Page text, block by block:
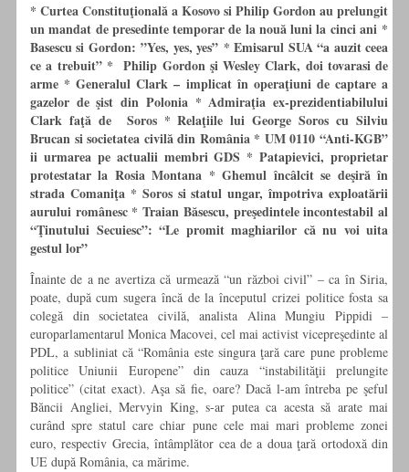
* Curtea Constituţională a Kosovo si Philip Gordon au prelungit
un mandat de presedinte temporar de la nouă luni la cinci ani *
Basescu si Gordon: ”Yes, yes, yes” * Emisarul SUA “a auzit ceea
ce a trebuit” * Philip Gordon şi Wesley Clark, doi tovarasi de
arme * Generalul Clark – implicat în operaţiuni de captare a
gazelor de şist din Polonia * Admiraţia ex-prezidentiabilului
Clark faţă de Soros * Relaţiile lui George Soros cu Silviu
Brucan si societatea civilă din România * UM 0110 “Anti-KGB”
ii urmarea pe actualii membri GDS * Patapievici, proprietar
protestatar la Rosia Montana * Ghemul încâlcit se deşirăîn
strada Comaniţa * Soros si statul ungar, împotriva exploatării
aurului românesc * Traian Băsescu, preşedintele incontestabil al
“Ţinutului Secuiesc”: “Le promit maghiarilor că nu voi uita
gestul lor”
Înainte de a ne avertiza că urmează “un război civil” – ca în Siria,
poate, după cum sugera încă de la începutul crizei politice fosta sa
colegă din societatea civilă, analista Alina Mungiu Pippidi –
europarlamentarul Monica Macovei, cel mai activist vicepreşedinte al
PDL, a subliniat că “România este singura ţară care pune probleme
politice Uniunii Europene” din cauza “instabilităţii prelungite
politice” (citat exact). Aşa să fie, oare? Dacă l-am întreba pe şeful
Băncii Angliei, Mervyin King, s-ar putea ca acesta să arate mai
curând spre statul care chiar pune cele mai mari probleme zonei
euro, respectiv Grecia, întâmplător cea de a doua ţară ortodoxă din
UE după România, ca mărime.